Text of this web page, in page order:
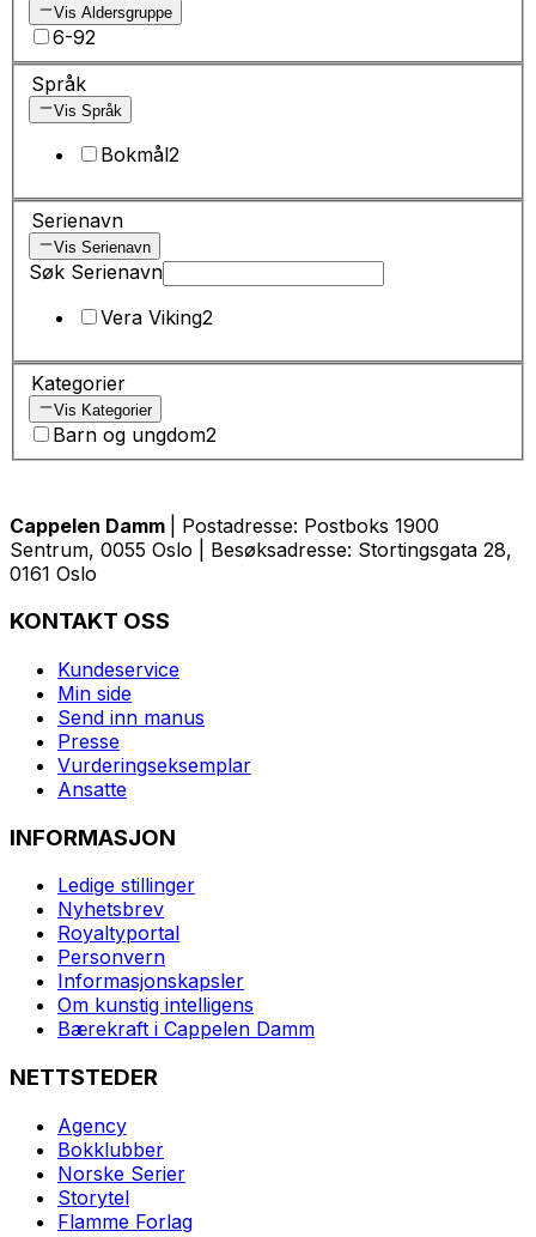
Vis Aldersgruppe
6-92
Språk
Vis Språk
Bokmål2
Serienavn
Vis Serienavn
Søk Serienavn
Vera Viking2
Kategorier
Vis Kategorier
Barn og ungdom2
Cappelen Damm
| Postadresse: Postboks 1900
Sentrum, 0055 Oslo | Besøksadresse: Stortingsgata 28,
0161 Oslo
KONTAKT OSS
Kundeservice
Min side
Send inn manus
Presse
Vurderingseksemplar
Ansatte
INFORMASJON
Ledige stillinger
Nyhetsbrev
Royaltyportal
Personvern
Informasjonskapsler
Om kunstig intelligens
Bærekraft i Cappelen Damm
NETTSTEDER
Agency
Bokklubber
Norske Serier
Storytel
Flamme Forlag